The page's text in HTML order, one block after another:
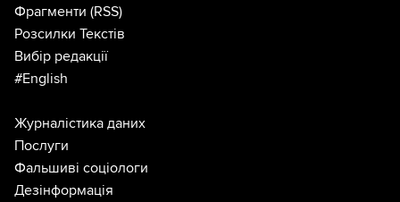
Фрагменти (RSS)
Розсилки Текстів
Вибір редакції
#English
Журналістика даних
Послуги
Фальшиві соціологи
Дезінформація